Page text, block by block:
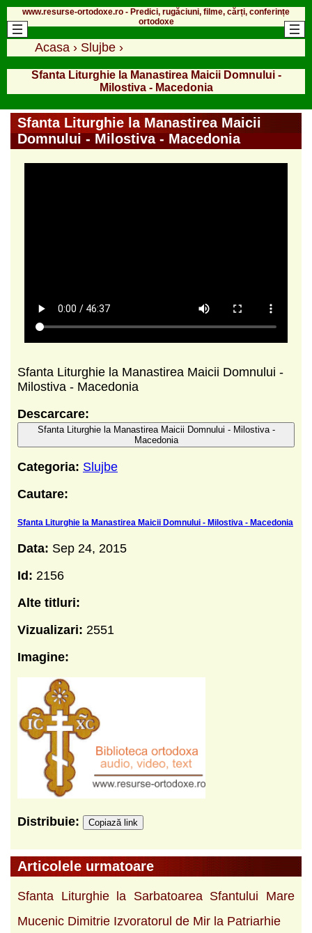
www.resurse-ortodoxe.ro - Predici, rugăciuni, filme, cărți, conferințe
ortodoxe
Acasa › Slujbe ›
Sfanta Liturghie la Manastirea Maicii Domnului -
Milostiva - Macedonia
Sfanta Liturghie la Manastirea Maicii
Domnului - Milostiva - Macedonia
Sfanta Liturghie la Manastirea Maicii Domnului -
Milostiva - Macedonia
Descarcare:
Sfanta Liturghie la Manastirea Maicii Domnului - Milostiva -
Macedonia
Categoria: Slujbe
Cautare:
Sfanta Liturghie la Manastirea Maicii Domnului - Milostiva - Macedonia
Data: Sep 24, 2015
Id: 2156
Alte titluri:
Vizualizari: 2551
Imagine:
Distribuie: Copiază link
Articolele urmatoare
Sfanta Liturghie la Sarbatoarea Sfantului Mare
Mucenic Dimitrie Izvoratorul de Mir la Patriarhie